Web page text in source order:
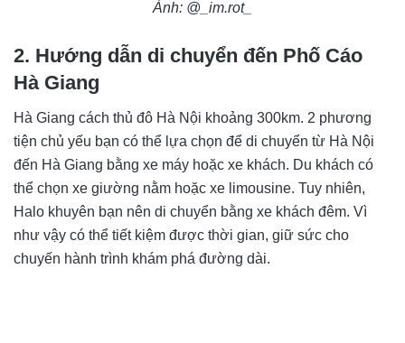
Ảnh: @_im.rot_
2. Hướng dẫn di chuyển đến Phố Cáo
Hà Giang
Hà Giang cách thủ đô Hà Nội khoảng 300km. 2 phương
tiện chủ yếu bạn có thể lựa chọn để di chuyển từ Hà Nội
đến Hà Giang bằng xe máy hoặc xe khách. Du khách có
thể chọn xe giường nằm hoặc xe limousine. Tuy nhiên,
Halo khuyên bạn nên di chuyển bằng xe khách đêm. Vì
như vậy có thể tiết kiệm được thời gian, giữ sức cho
chuyến hành trình khám phá đường dài.